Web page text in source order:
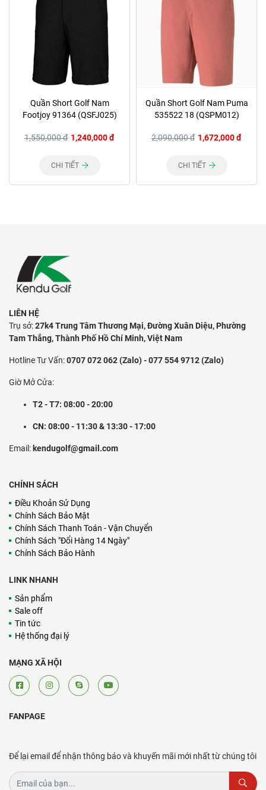
Quần Short Golf Nam
Footjoy 91364 (QSFJ025)
1,550,000 đ 1,240,000 đ
CHI TIẾT
Quần Short Golf Nam Puma
535522 18 (QSPM012)
2,090,000 đ 1,672,000 đ
CHI TIẾT
LIÊN HỆ
Trụ sở:27k4 Trung Tâm Thương Mại, Đường Xuân Diệu, Phường
Tam Thắng, Thành Phố Hồ Chí Minh, Việt Nam
Hotline Tư Vấn:0707 072 062 (Zalo) - 077 554 9712 (Zalo)
Giờ Mở Cửa:
T2 - T7: 08:00 - 20:00
CN: 08:00 - 11:30 & 13:30 - 17:00
Email: kendugolf@gmail.com
CHÍNH SÁCH
Điều Khoản Sử Dụng
Chính Sách Bảo Mật
Chính Sách Thanh Toán - Vận Chuyển
Chính Sách "Đổi Hàng 14 Ngày"
Chính Sách Bảo Hành
LINK NHANH
Sản phẩm
Sale off
Tin tức
Hệ thống đại lý
MẠNG XÃ HỘI
FANPAGE
Để lại email để nhận thông báo và khuyến mãi mới nhất từ chúng tôi